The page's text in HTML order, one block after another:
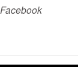
Facebook